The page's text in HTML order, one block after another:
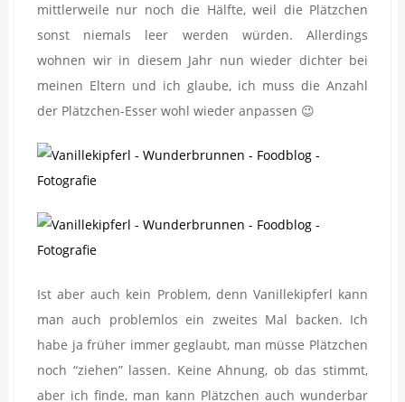
mittlerweile nur noch die Hälfte, weil die Plätzchen
sonst niemals leer werden würden. Allerdings
wohnen wir in diesem Jahr nun wieder dichter bei
meinen Eltern und ich glaube, ich muss die Anzahl
der Plätzchen-Esser wohl wieder anpassen 😉
Ist aber auch kein Problem, denn Vanillekipferl kann
man auch problemlos ein zweites Mal backen. Ich
habe ja früher immer geglaubt, man müsse Plätzchen
noch “ziehen” lassen. Keine Ahnung, ob das stimmt,
aber ich finde, man kann Plätzchen auch wunderbar